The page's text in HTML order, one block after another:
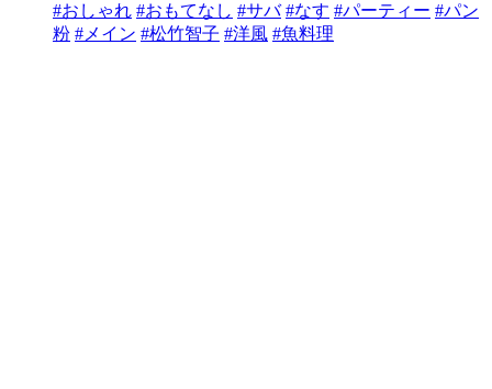
#おしゃれ #おもてなし #サバ #なす #パーティー #パン
粉 #メイン #松竹智子 #洋風 #魚料理